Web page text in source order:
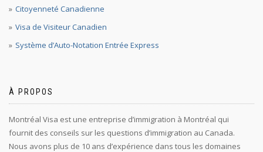
Citoyenneté Canadienne
Visa de Visiteur Canadien
Système d’Auto-Notation Entrée Express
À PROPOS
Montréal Visa est une entreprise d’immigration à Montréal qui
fournit des conseils sur les questions d’immigration au Canada.
Nous avons plus de 10 ans d’expérience dans tous les domaines